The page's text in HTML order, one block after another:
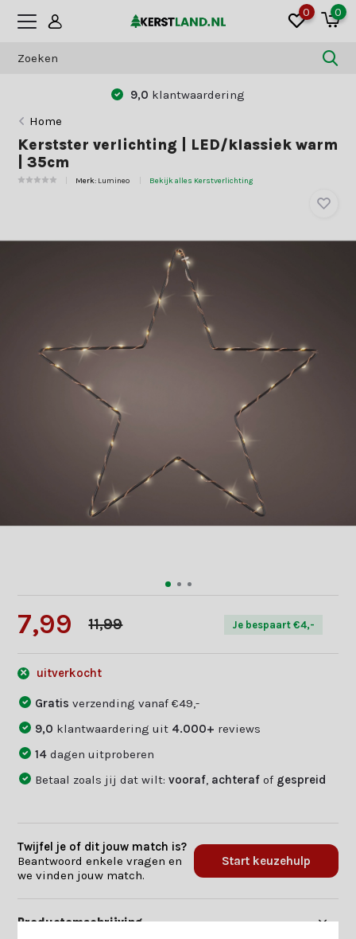
0 0
9,0 klantwaardering
Home
Kerstster verlichting | LED/klassiek warm
| 35cm
Merk: Lumineo Bekijk alles Kerstverlichting
7,99 11,99 Je bespaart €4,-
uitverkocht
Gratisverzending vanaf €49,-
9,0 klantwaardering uit 4.000+ reviews
14dagen uitproberen
Betaal zoals jij dat wilt:vooraf achteraf of gespreid
Twijfel je of dit jouw match is?
Beantwoord enkele vragen en
we vinden jouw match.
Start keuzehulp
Productomschrijving